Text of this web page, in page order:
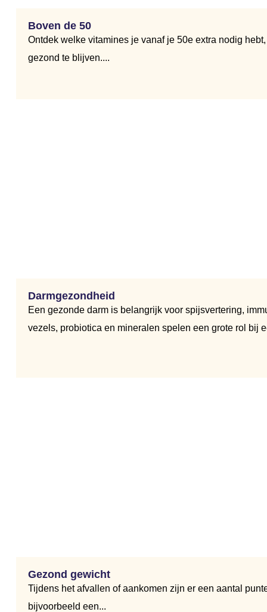
Boven de 50
Ontdek welke vitamines je vanaf je 50e extra nodig
gezond te blijven....
Darmgezondheid
Een gezonde darm is belangrijk voor spijsvertering,
vezels, probiotica en mineralen spelen een grote rol bij
Gezond gewicht
Tijdens het afvallen of aankomen zijn er een aantal
bijvoorbeeld een...